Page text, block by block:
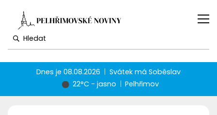
Dnes je08.08.2026 Svátek má Soběslav
22°C - jasno
Pelhřimov